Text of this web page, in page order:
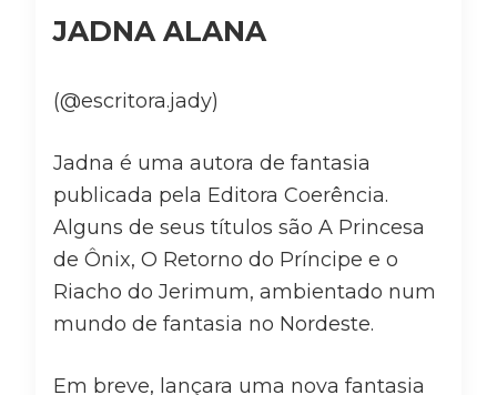
JADNA ALANA
(@escritora.jady)
Jadna é uma autora de fantasia
publicada pela Editora Coerência.
Alguns de seus títulos são A Princesa
de Ônix, O Retorno do Príncipe e o
Riacho do Jerimum, ambientado num
mundo de fantasia no Nordeste.
Em breve, lançara uma nova fantasia